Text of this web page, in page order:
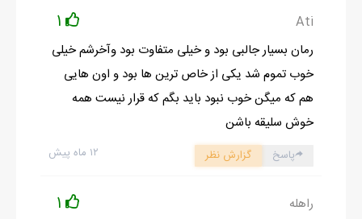
- من به این مسئله فکر نکرده بودم .
- نه ، می دانی تو کمی بی فکر هستی . تو از گروه جدا شدی . مگر نمی
دانی که جنگل ، هم گراز های وحشی و هم بارون های (عنوان
محترمانه ای در انگلستان ) وحشی دارد . یکی می تواند زندیگت را
بگیرد و دیگری پاکدامنی ات را . حالا به من بگو کدام را با ارزش تر می
- البته ، راهبه ها می گویند ارزش پاکدامنی بیشتر است .
- از آنجا که من تا به حال هیچ یک را از دست نداده ام ، تصمیم گیری
Ati
1
رمان بسیار جالبی بود و خیلی متفاوت بود وآخرشم خیلی
خوب تموم شد یکی از خاص ترین ها بود و اون هایی
هم که میگن خوب نبود باید بگم که قرار نیست همه
خوش سلیقه باشن
۱۲ ماه پیش پاسخ گزارش نظر
راهله 1